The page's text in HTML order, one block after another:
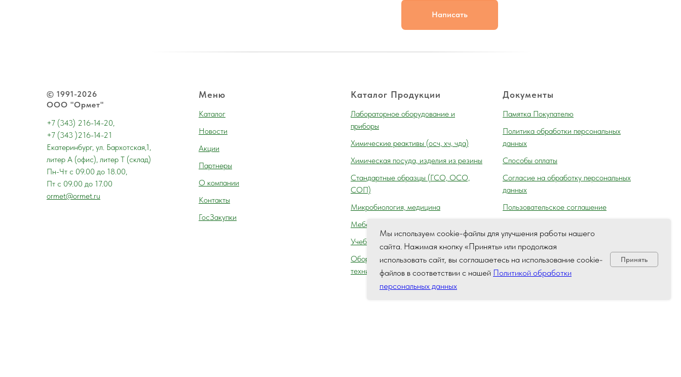
Написать
Мы используем cookie-файлы для улучшения работы нашего
сайта. Нажимая кнопку «Принять» или продолжая
использовать сайт, вы соглашаетесь на использование cookie-
файлов в соответствии с нашей Политикой обработки
персональных данных
Принять
© 1991-2026
ООО "Ормет"
+7 (343) 216-14-20,
+7 (343 )216-14-21
Екатеринбург, ул. Бархотская,1,
литер А (офис), литер Т (склад)
Пн-Чт с 09.00 до 18.00,
Пт с 09.00 до 17.00
ormet@ormet.ru
Меню
Каталог
Новости
Акции
Партнеры
О компании
Контакты
ГосЗакупки
Каталог Продукции
Лабораторное оборудование и
приборы
Химические реактивы (осч, хч, чда)
Химическая посуда, изделия из резины
Cтандартные образцы (ГСО, ОСО,
СОП)
Микробиология, медицина
Мебель лабораторная
Учебное оборудование
Оборудование для автосервиса,
технического осмотра (контроля) ГАИ
Документы
Памятка Покупателю
Политика обработки персональных
данных
Способы оплаты
Согласие на обработку персональных
данных
Пользовательское соглашение